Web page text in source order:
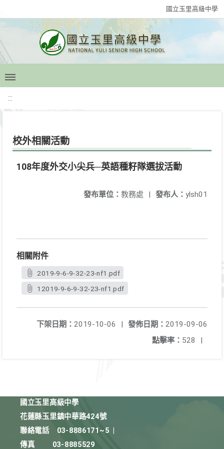
國立玉里高級中學
:::
校外相關活動
108年度外交小尖兵─英語種籽隊選拔活動
發布人： ylsh01
發布單位： 教務處 |
相關附件
2019-9-6-9-32-23-nf1.pdf
12019-9-6-9-32-23-nf1.pdf
發佈日期： 2019-09-06
下架日期： 2019-10-06
|
點擊率： 528 |
國立玉里高級中學
花蓮縣玉里鎮中華路424號
聯絡電話
03-8886171~5
傳真
03-8885529